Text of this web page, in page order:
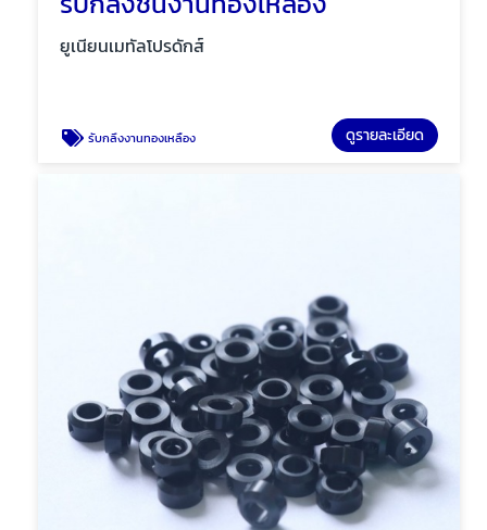
ยูเนียนเมทัลโปรดักส์
รับกลึงงานทองเหลือง ดูรายละเอียด